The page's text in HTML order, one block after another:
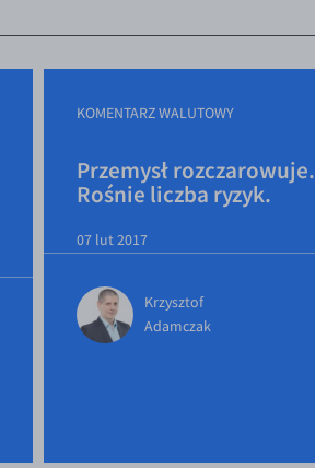
KOMENTARZ WALUTOWY
Przemysł rozczarowuje.
Rośnie liczba ryzyk.
07 lut 2017
Krzysztof
Adamczak